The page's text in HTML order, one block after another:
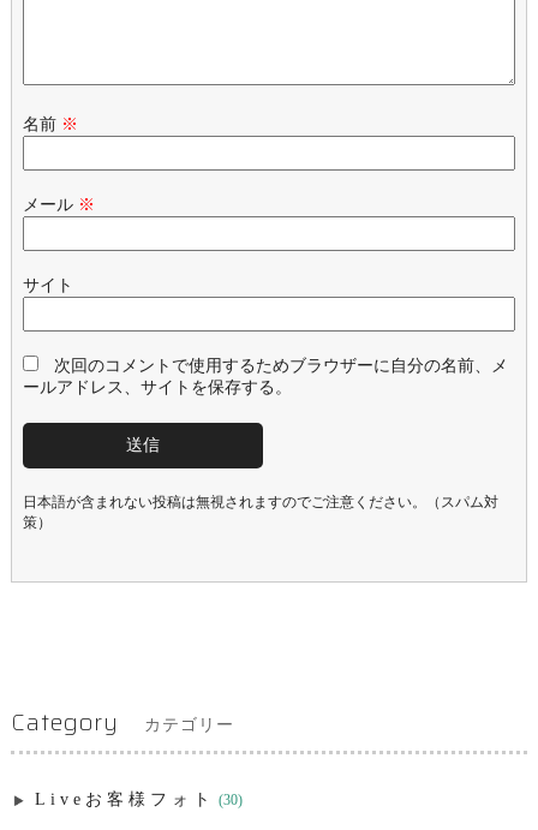
名前 ※
メール ※
サイト
次回のコメントで使用するためブラウザーに自分の名前、メ
ールアドレス、サイトを保存する。
日本語が含まれない投稿は無視されますのでご注意ください。（スパム対
策）
Category カテゴリー
Liveお客様フォト (30)